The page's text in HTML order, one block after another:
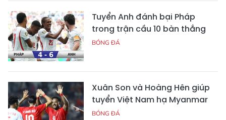
Tuyển Anh đánh bại Pháp
trong trận cầu 10 bàn thắng
BÓNG ĐÁ
Xuân Son và Hoàng Hên giúp
tuyển Việt Nam hạ Myanmar
BÓNG ĐÁ